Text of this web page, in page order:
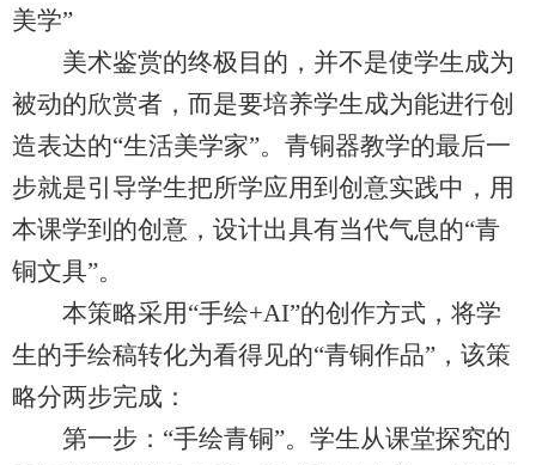
美学”
美术鉴赏的终极目的，并不是使学生成为
被动的欣赏者，而是要培养学生成为能进行创
造表达的“生活美学家”。青铜器教学的最后一
步就是引导学生把所学应用到创意实践中，用
本课学到的创意，设计出具有当代气息的“青
铜文具”。
本策略采用“手绘+AI”的创作方式，将学
生的手绘稿转化为看得见的“青铜作品”，该策
略分两步完成：
第一步：“手绘青铜”。学生从课堂探究的